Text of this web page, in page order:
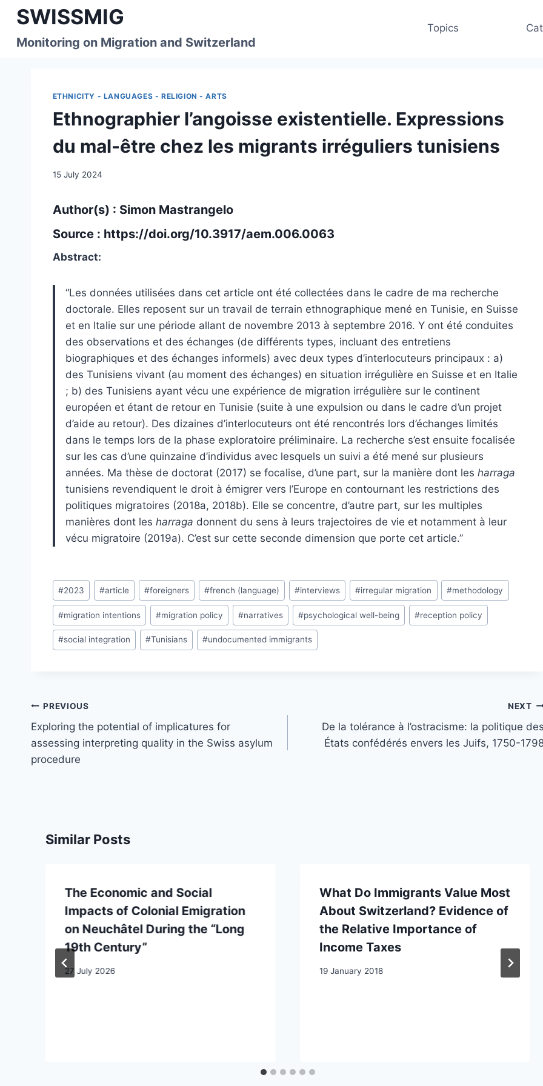
Skip
content
SWISSMIG
Monitoring on Migration and Switzerland
Topics
ETHNICITY - LANGUAGES - RELIGION - ARTS
Ethnographier l’angoisse existentielle. Expressions
du mal-être chez les migrants irréguliers tunisiens
15 July 2024
Author(s) : Simon Mastrangelo
Source : https://doi.org/10.3917/aem.006.0063
Abstract:
“Les données utilisées dans cet article ont été collectées dans le cadre de ma recherche
doctorale. Elles reposent sur un travail de terrain ethnographique mené en Tunisie, en Suisse
et en Italie sur une période allant de novembre 2013 à septembre 2016. Y ont été conduites
des observations et des échanges (de différents types, incluant des entretiens
biographiques et des échanges informels) avec deux types d’interlocuteurs principaux : a)
des Tunisiens vivant (au moment des échanges) en situation irrégulière en Suisse et en Italie
; b) des Tunisiens ayant vécu une expérience de migration irrégulière sur le continent
européen et étant de retour en Tunisie (suite à une expulsion ou dans le cadre d’un projet
d’aide au retour). Des dizaines d’interlocuteurs ont été rencontrés lors d’échanges limités
dans le temps lors de la phase exploratoire préliminaire. La recherche s’est ensuite focalisée
sur les cas d’une quinzaine d’individus avec lesquels un suivi a été mené sur plusieurs
années. Ma thèse de doctorat (2017) se focalise, d’une part, sur la manière dont les harraga
tunisiens revendiquent le droit à émigrer vers l’Europe en contournant les restrictions des
politiques migratoires (2018a, 2018b). Elle se concentre, d’autre part, sur les multiples
manières dont les harraga donnent du sens à leurs trajectoires de vie et notamment à leur
vécu migratoire (2019a). C’est sur cette seconde dimension que porte cet article.”
Post
Tags:
#2023 #article #foreigners #french (language) #interviews #irregular migration #methodology
#migration intentions #migration policy #narratives #psychological well-being #reception policy
#social integration #Tunisians #undocumented immigrants
Post
navigation
PREVIOUS
Exploring the potential of implicatures for
assessing interpreting quality in the Swiss asylum
procedure
NEXT
De la tolérance à l’ostracisme: la politique
États confédérés envers les Juifs, 1750-
Similar Posts
The Economic and Social
Impacts of Colonial Emigration
on Neuchâtel During the “Long
19th Century”
27 July 2026
What Do Immigrants Value Most
About Switzerland? Evidence of
the Relative Importance of
Income Taxes
19 January 2018